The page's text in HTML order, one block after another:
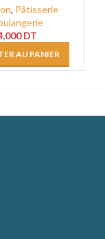
, Pâtisserie
DT
AU PANIER